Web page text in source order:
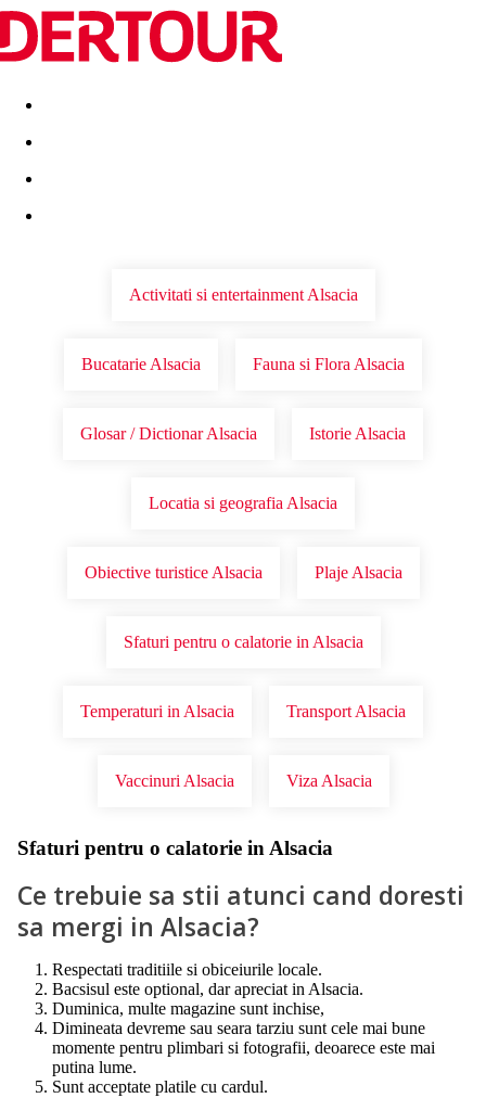
Destinatii Vacanta perfecta OFERTE DE NERATAT
Activitati si entertainment Alsacia
Bucatarie Alsacia Fauna si Flora Alsacia
Glosar / Dictionar Alsacia Istorie Alsacia
Locatia si geografia Alsacia
Obiective turistice Alsacia Plaje Alsacia
Sfaturi pentru o calatorie in Alsacia
Temperaturi in Alsacia Transport Alsacia
Vaccinuri Alsacia Viza Alsacia
Sfaturi pentru o calatorie in Alsacia
Ce trebuie sa stii atunci cand doresti
sa mergi in Alsacia?
Respectati traditiile si obiceiurile locale.
Bacsisul este optional, dar apreciat in Alsacia.
Duminica, multe magazine sunt inchise,
Dimineata devreme sau seara tarziu sunt cele mai bune
momente pentru plimbari si fotografii, deoarece este mai
putina lume.
Sunt acceptate platile cu cardul.